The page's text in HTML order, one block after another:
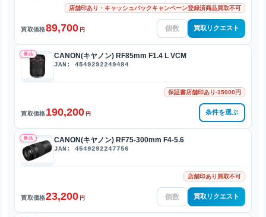
店舗印あり・キャッシュバックキャンペーン登録済商品買取不可
買取価格89,700 円 買取リクエスト
新品 CANON(キヤノン) RF85mm F1.4 L VCM
JAN: 4549292249484
保証書店舗印あり-15000円
買取価格190,200 円 条件を選ぶ
新品 CANON(キヤノン) RF75-300mm F4-5.6
JAN: 4549292247756
店舗印あり買取不可
買取価格23,200 円 買取リクエスト